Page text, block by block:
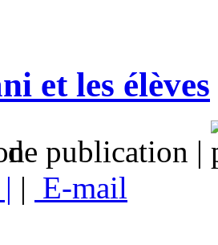
et les élèves
de publication |
| E-mail